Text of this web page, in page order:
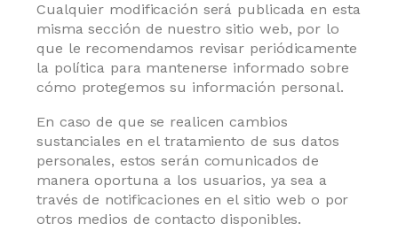
Cualquier modificación será publicada en esta
misma sección de nuestro sitio web, por lo
que le recomendamos revisar periódicamente
la política para mantenerse informado sobre
cómo protegemos su información personal.
En caso de que se realicen cambios
sustanciales en el tratamiento de sus datos
personales, estos serán comunicados de
manera oportuna a los usuarios, ya sea a
través de notificaciones en el sitio web o por
otros medios de contacto disponibles.